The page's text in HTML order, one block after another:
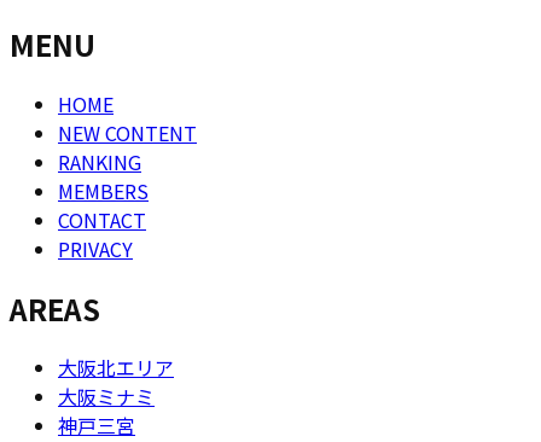
MENU
HOME
NEW CONTENT
RANKING
MEMBERS
CONTACT
PRIVACY
AREAS
大阪北エリア
大阪ミナミ
神戸三宮